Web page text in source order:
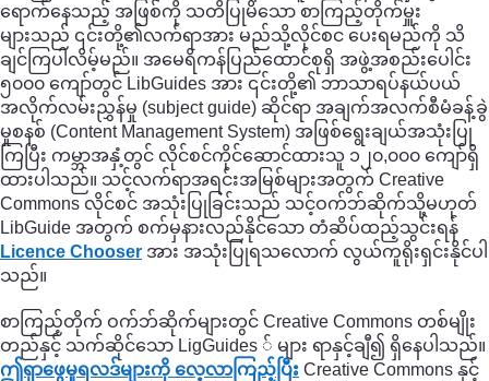
ရောက်နေသည့် အဖြစ်ကို သတိပြုမိသော စာကြည့်တိုက်မှူး
များသည် ၎င်းတို့၏လက်ရာအား မည်သို့လိုင်စင ပေးရမည်ကို သိ
ချင်ကြပါလိမ့်မည်။ အမေရိကန်ပြည်ထောင်စုရှိ အဖွဲ့အစည်းပေါင်း
၅၀၀၀ ကျော်တွင် LibGuides အား ၎င်းတို့၏ ဘာသာရပ်နယ်ပယ်
အလိုက်လမ်းညွှန်မှု (subject guide) ဆိုင်ရာ အချက်အလက်စီမံခန့်ခွဲ
မှုစနစ် (Content Management System) အဖြစ်ရွေးချယ်အသုံးပြု
ကြပြီး ကမ္ဘာအနှံ့တွင် လိုင်စင်ကိုင်ဆောင်ထားသူ ၁၂၀,၀၀၀ ကျော်ရှိ
ထားပါသည်။ သင့်လက်ရာအရင်းအမြစ်များအတွက် Creative
Commons လိုင်စင် အသုံးပြုခြင်းသည် သင့်ဝက်ဘ်ဆိုက်သို့မဟုတ်
LibGuide အတွက် စက်မှနားလည်နိုင်သော တံဆိပ်ထည့်သွင်းရန်
Licence Chooser အား အသုံးပြုရသလောက် လွယ်ကူရိုးရှင်းနိုင်ပါ
သည်။
စာကြည့်တိုက် ဝက်ဘ်ဆိုက်များတွင် Creative Commons တစ်မျိုး
တည်နှင့် သက်ဆိုင်သော LigGuides ် များ ရာနှင့်ချီ၍ ရှိနေပါသည်။
ဤရှာဖွေမှုရလဒ်များကို လေ့လာကြည့်ပြီး Creative Commons နှင့်